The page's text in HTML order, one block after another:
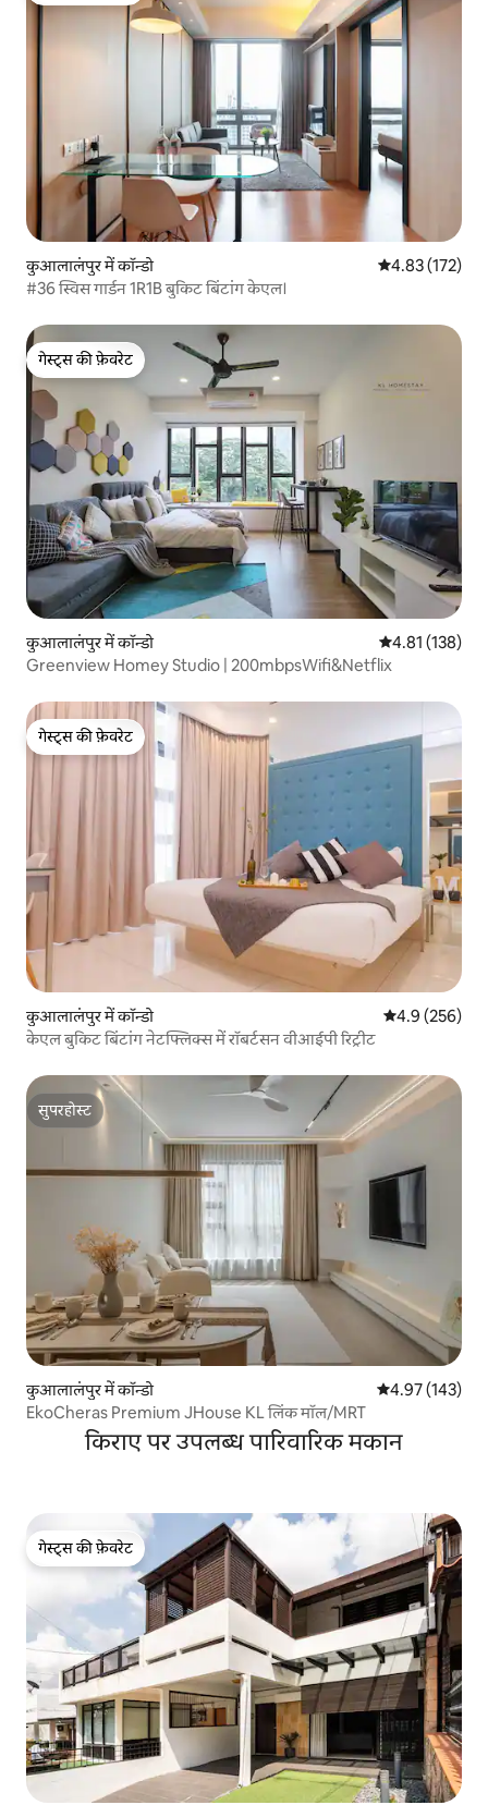
कुआलालंपुर में कॉन्डो औसत रेटिंग 5 में से
4.83 (172)
#36 स्विस गार्डन 1R1B बुकिट बिंटांग केएल।
गेस्ट्स की फ़ेवरेट
गेस्ट्स की फ़ेवरेट
कुआलालंपुर में कॉन्डो औसत रेटिंग 5 में से
4.81 (138)
Greenview Homey Studio | 200mbpsWifi&Netflix
गेस्ट्स की फ़ेवरेट
गेस्ट्स की फ़ेवरेट
कुआलालंपुर में कॉन्डो औसत रेटिंग 5 में
4.9 (256)
केएल बुकिट बिंटांग नेटफ्लिक्स में रॉबर्टसन वीआईपी रिट्रीट
सुपरहोस्ट
सुपरहोस्ट
कुआलालंपुर में कॉन्डो औसत रेटिंग 5 में से
4.97 (143)
EkoCheras Premium JHouse KL लिंक मॉल/MRT
किराए पर उपलब्ध पारिवारिक मकान
गेस्ट्स की फ़ेवरेट
गेस्ट्स की फ़ेवरेट